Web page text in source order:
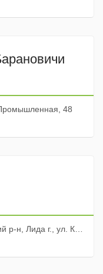
48
г., ул. Калинина, 103